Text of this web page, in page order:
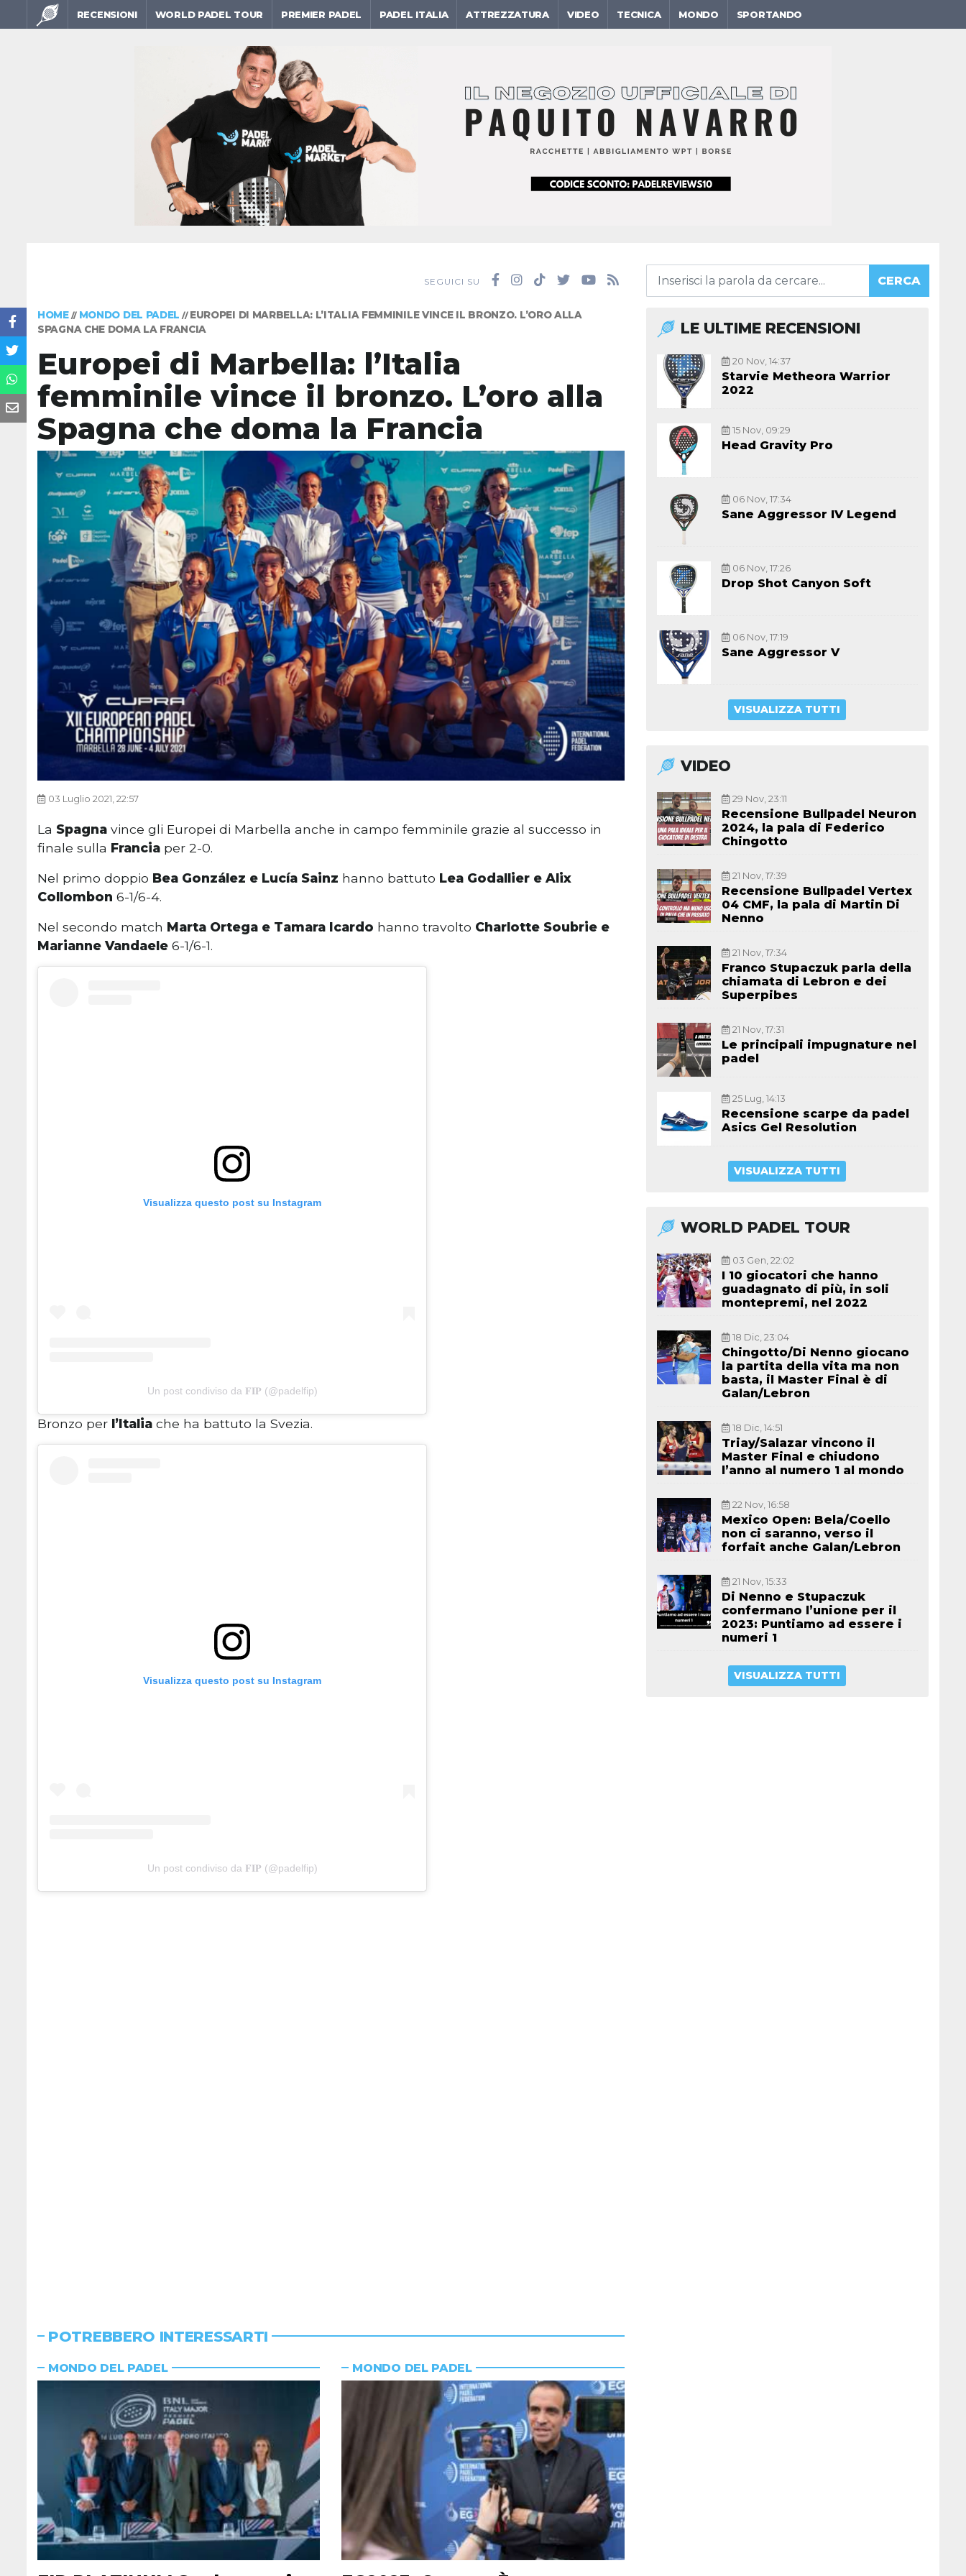
RECENSIONI WORLD PADEL TOUR PREMIER PADEL PADEL ITALIA ATTREZZATURA VIDEO TECNICA MONDO SPORTANDO
SEGUICI SU CERCA
HOME// MONDO DEL PADEL // EUROPEI DI MARBELLA: L’ITALIA FEMMINILE VINCE IL BRONZO. L’ORO ALLA
SPAGNA CHE DOMA LA FRANCIA
Europei di Marbella: l’Italia
femminile vince il bronzo. L’oro alla
Spagna che doma la Francia
03 Luglio 2021, 22:57
La Spagna vince gli Europei di Marbella anche in campo femminile grazie al successo in
finale sulla Francia per 2-0.
Nel primo doppio Bea González e Lucía Sainz hanno battuto Lea Godallier e Alix
Collombon 6-1/6-4.
Nel secondo match Marta Ortega e Tamara Icardo hanno travolto Charlotte Soubrie e
Marianne Vandaele 6-1/6-1.
Visualizza questo post su Instagram
Un post condiviso da 𝐅𝐈𝐏 (@padelfip)
Bronzo per l’Italia che ha battuto la Svezia.
Visualizza questo post su Instagram
Un post condiviso da 𝐅𝐈𝐏 (@padelfip)
POTREBBERO INTERESSARTI
MONDO DEL PADEL MONDO DEL PADEL
LE ULTIME RECENSIONI
20 Nov, 14:37
Starvie Metheora Warrior
2022
15 Nov, 09:29
Head Gravity Pro
06 Nov, 17:34
Sane Aggressor IV Legend
06 Nov, 17:26
Drop Shot Canyon Soft
06 Nov, 17:19
Sane Aggressor V
VISUALIZZA TUTTI
VIDEO
29 Nov, 23:11
Recensione Bullpadel Neuron
2024, la pala di Federico
Chingotto
21 Nov, 17:39
Recensione Bullpadel Vertex
04 CMF, la pala di Martin Di
Nenno
21 Nov, 17:34
Franco Stupaczuk parla della
chiamata di Lebron e dei
Superpibes
21 Nov, 17:31
Le principali impugnature nel
padel
25 Lug, 14:13
Recensione scarpe da padel
Asics Gel Resolution
VISUALIZZA TUTTI
WORLD PADEL TOUR
03 Gen, 22:02
I 10 giocatori che hanno
guadagnato di più, in soli
montepremi, nel 2022
18 Dic, 23:04
Chingotto/Di Nenno giocano
la partita della vita ma non
basta, il Master Final è di
Galan/Lebron
18 Dic, 14:51
Triay/Salazar vincono il
Master Final e chiudono
l’anno al numero 1 al mondo
22 Nov, 16:58
Mexico Open: Bela/Coello
non ci saranno, verso il
forfait anche Galan/Lebron
21 Nov, 15:33
Di Nenno e Stupaczuk
confermano l’unione per il
2023: Puntiamo ad essere i
numeri 1
VISUALIZZA TUTTI